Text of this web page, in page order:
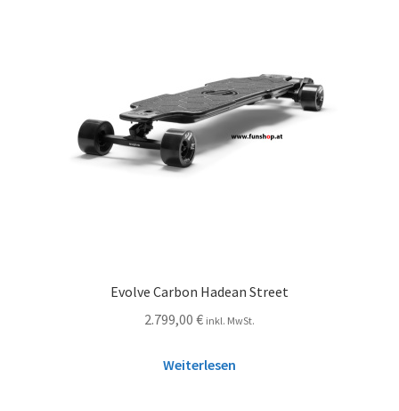
Evolve Carbon Hadean Street
2.799,00 € inkl. MwSt.
Weiterlesen